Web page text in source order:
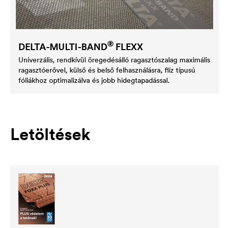
DELTA-MULTI-BAND® FLEXX
Univerzális, rendkívül öregedésálló ragasztószalag maximális
ragasztóerővel, külső és belső felhasználásra, flíz típusú
fóliákhoz optimalizálva és jobb hidegtapadással.
Letöltések